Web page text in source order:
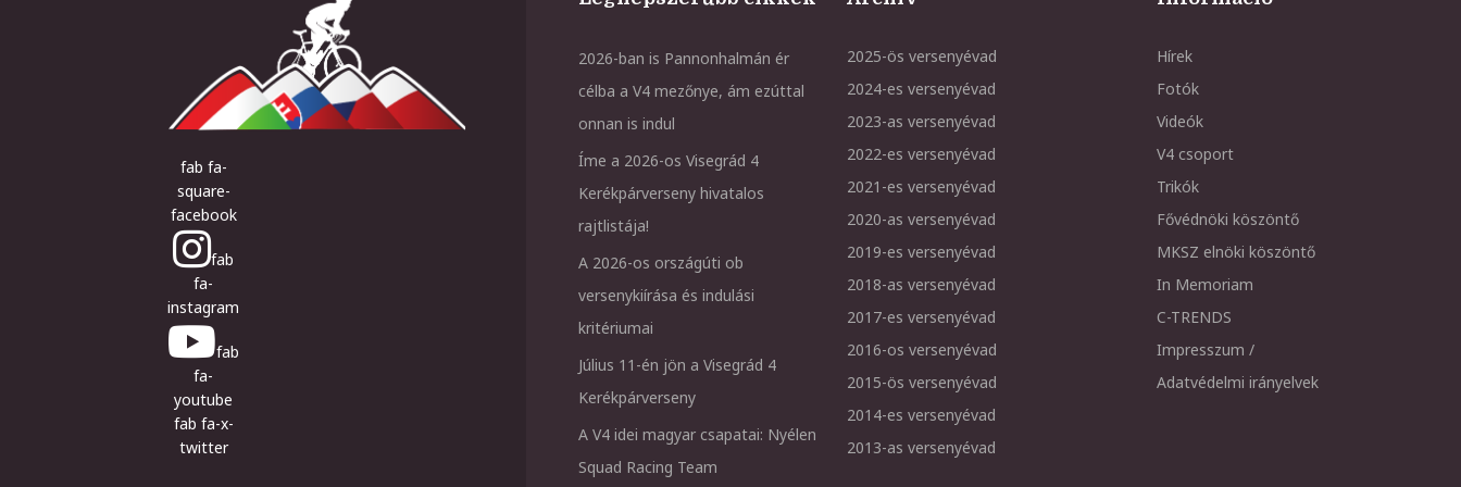
fab fa-
square-
facebook
fab
fa-
instagram
fab
fa-
youtube
fab fa-x-
twitter
2026-ban is Pannonhalmán ér
célba a V4 mezőnye, ám ezúttal
onnan is indul
Íme a 2026-os Visegrád 4
Kerékpárverseny hivatalos
rajtlistája!
A 2026-os országúti ob
versenykiírása és indulási
kritériumai
Július 11-én jön a Visegrád 4
Kerékpárverseny
A V4 idei magyar csapatai: Nyélen
Squad Racing Team
2025-ös versenyévad
2024-es versenyévad
2023-as versenyévad
2022-es versenyévad
2021-es versenyévad
2020-as versenyévad
2019-es versenyévad
2018-as versenyévad
2017-es versenyévad
2016-os versenyévad
2015-ös versenyévad
2014-es versenyévad
2013-as versenyévad
Hírek
Fotók
Videók
V4 csoport
Trikók
Fővédnöki köszöntő
MKSZ elnöki köszöntő
In Memoriam
C-TRENDS
Impresszum /
Adatvédelmi irányelvek